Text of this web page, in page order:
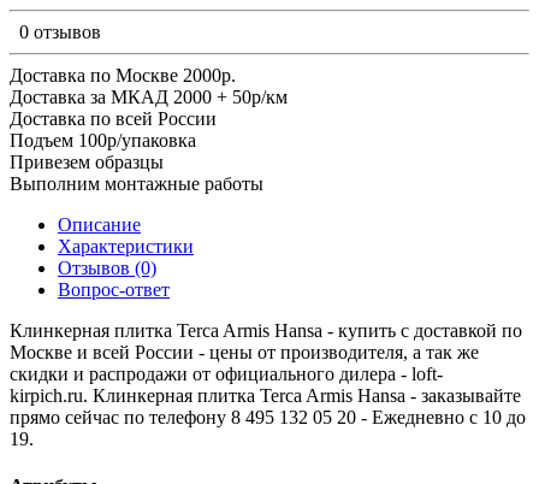
0 отзывов
Доставка по Москве 2000р.
Доставка за МКАД 2000 + 50р/км
Доставка по всей России
Подъем 100р/упаковка
Привезем образцы
Выполним монтажные работы
Описание
Характеристики
Отзывов (0)
Вопрос-ответ
Клинкерная плитка Terca Armis Hansa - купить с доставкой по
Москве и всей России - цены от производителя, а так же
скидки и распродажи от официального дилера - loft-
kirpich.ru. Клинкерная плитка Terca Armis Hansa - заказывайте
прямо сейчас по телефону 8 495 132 05 20 - Ежедневно с 10 до
19.